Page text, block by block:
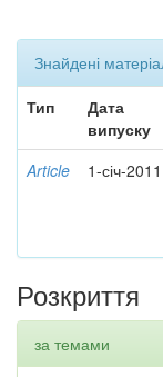
Знайдені
Тип
Дата
випуску
Article 1-січ-2011
Розкриття
за темами